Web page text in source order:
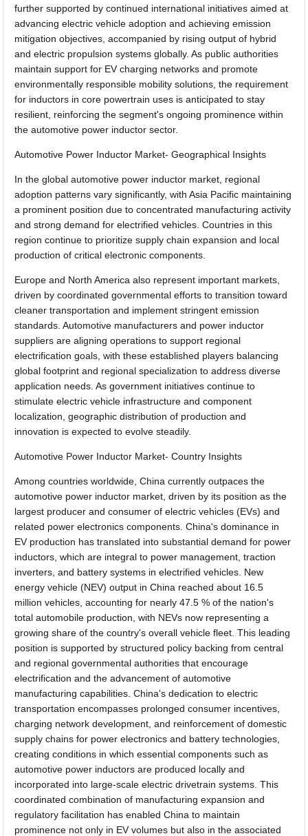
further supported by continued international initiatives aimed at
advancing electric vehicle adoption and achieving emission
mitigation objectives, accompanied by rising output of hybrid
and electric propulsion systems globally. As public authorities
maintain support for EV charging networks and promote
environmentally responsible mobility solutions, the requirement
for inductors in core powertrain uses is anticipated to stay
resilient, reinforcing the segment's ongoing prominence within
the automotive power inductor sector.
Automotive Power Inductor Market- Geographical Insights
In the global automotive power inductor market, regional
adoption patterns vary significantly, with Asia Pacific maintaining
a prominent position due to concentrated manufacturing activity
and strong demand for electrified vehicles. Countries in this
region continue to prioritize supply chain expansion and local
production of critical electronic components.
Europe and North America also represent important markets,
driven by coordinated governmental efforts to transition toward
cleaner transportation and implement stringent emission
standards. Automotive manufacturers and power inductor
suppliers are aligning operations to support regional
electrification goals, with these established players balancing
global footprint and regional specialization to address diverse
application needs. As government initiatives continue to
stimulate electric vehicle infrastructure and component
localization, geographic distribution of production and
innovation is expected to evolve steadily.
Automotive Power Inductor Market- Country Insights
Among countries worldwide, China currently outpaces the
automotive power inductor market, driven by its position as the
largest producer and consumer of electric vehicles (EVs) and
related power electronics components. China's dominance in
EV production has translated into substantial demand for power
inductors, which are integral to power management, traction
inverters, and battery systems in electrified vehicles. New
energy vehicle (NEV) output in China reached about 16.5
million vehicles, accounting for nearly 47.5 % of the nation's
total automobile production, with NEVs now representing a
growing share of the country's overall vehicle fleet. This leading
position is supported by structured policy backing from central
and regional governmental authorities that encourage
electrification and the advancement of automotive
manufacturing capabilities. China's dedication to electric
transportation encompasses prolonged consumer incentives,
charging network development, and reinforcement of domestic
supply chains for power electronics and battery technologies,
creating conditions in which essential components such as
automotive power inductors are produced locally and
incorporated into large-scale electric drivetrain systems. This
coordinated combination of manufacturing expansion and
regulatory facilitation has enabled China to maintain
prominence not only in EV volumes but also in the associated